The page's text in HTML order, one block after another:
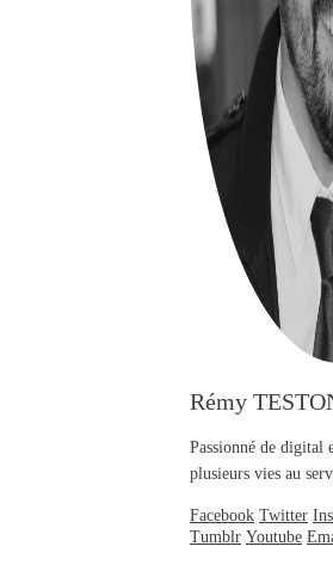
Rémy
Passionné de digital
plusieurs vies au
Facebook Twitter
Tumblr Youtube